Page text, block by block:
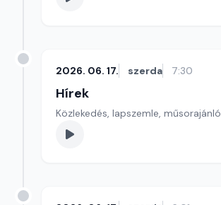
2026. 06. 17. szerda 7:30
Hírek
Közlekedés, lapszemle, műsorajánló